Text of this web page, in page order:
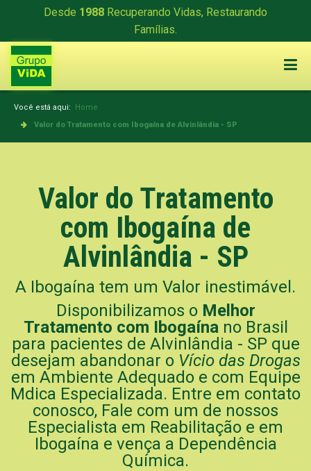
Desde 1988 Recuperando Vidas, Restaurando
Famílias.
Você está aqui: Home
Valor do Tratamento com Ibogaína de Alvinlândia - SP
Valor do Tratamento
com Ibogaína de
Alvinlândia - SP
A Ibogaína tem um Valor inestimável.
Disponibilizamos o Melhor
Tratamento com Ibogaínano Brasil
para pacientes de Alvinlândia - SP que
desejam abandonar o Vício das Drogas
em Ambiente Adequado e com Equipe
Mdica Especializada. Entre em contato
conosco, Fale com um de nossos
Especialista em Reabilitação e em
Ibogaína e vença a Dependência
Química.